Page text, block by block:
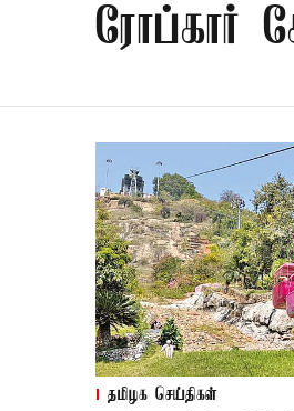
ரோப்கார்
தமிழக செய்திகள்